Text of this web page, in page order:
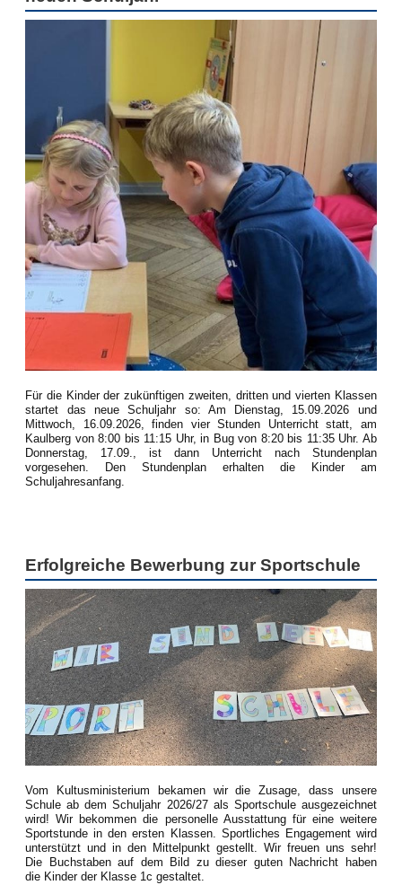
Für die Kinder der zukünftigen zweiten, dritten und vierten Klassen
startet das neue Schuljahr so: Am Dienstag, 15.09.2026 und
Mittwoch, 16.09.2026, finden vier Stunden Unterricht statt, am
Kaulberg von 8:00 bis 11:15 Uhr, in Bug von 8:20 bis 11:35 Uhr. Ab
Donnerstag, 17.09., ist dann Unterricht nach Stundenplan
vorgesehen. Den Stundenplan erhalten die Kinder am
Schuljahresanfang.
Erfolgreiche Bewerbung zur Sportschule
Vom Kultusministerium bekamen wir die Zusage, dass unsere
Schule ab dem Schuljahr 2026/27 als Sportschule ausgezeichnet
wird! Wir bekommen die personelle Ausstattung für eine weitere
Sportstunde in den ersten Klassen. Sportliches Engagement wird
unterstützt und in den Mittelpunkt gestellt. Wir freuen uns sehr!
Die Buchstaben auf dem Bild zu dieser guten Nachricht haben
die Kinder der Klasse 1c gestaltet.